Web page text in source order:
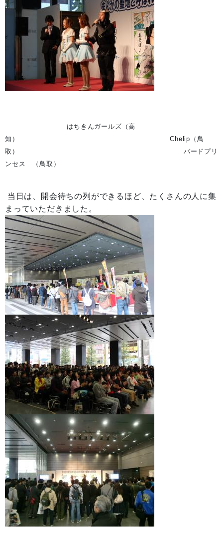
はちきんガールズ（高
知） Chelip（鳥
取） バードプリ
ンセス （鳥取）
当日は、開会待ちの列ができるほど、たくさんの人に集
まっていただきました。